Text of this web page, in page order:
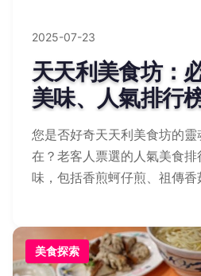
2025-07-23
天天利美食坊：
美味、人氣排行
攻略
您是否好奇天天利美食坊的
在？老客人票選的人氣美食
味，包括香煎蚵仔煎、祖傳香
美食探索